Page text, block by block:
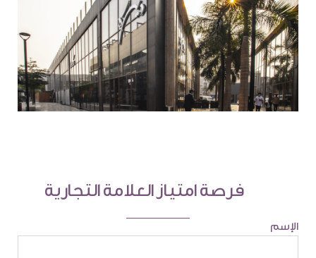
فرصة امتياز العلامة التجارية
الإسم